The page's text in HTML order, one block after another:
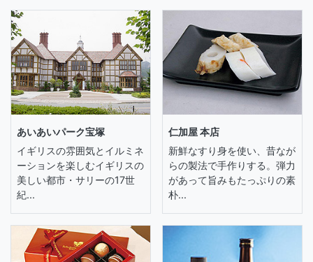
あいあいパーク宝塚
イギリスの雰囲気とイルミネ
ーションを楽しむイギリスの
美しい都市・サリーの17世
紀...
仁加屋 本店
新鮮なすり身を使い、昔なが
らの製法で手作りする。弾力
があって旨みもたっぷりの素
朴...